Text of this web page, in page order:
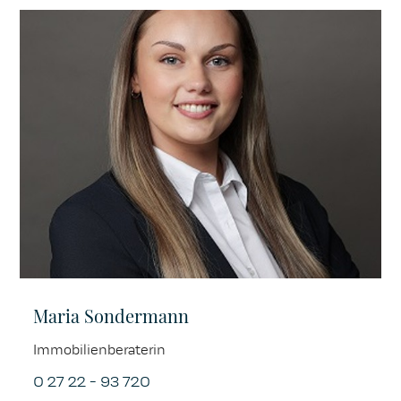
Maria Sondermann
Immobilienberaterin
0 27 22 - 93 720